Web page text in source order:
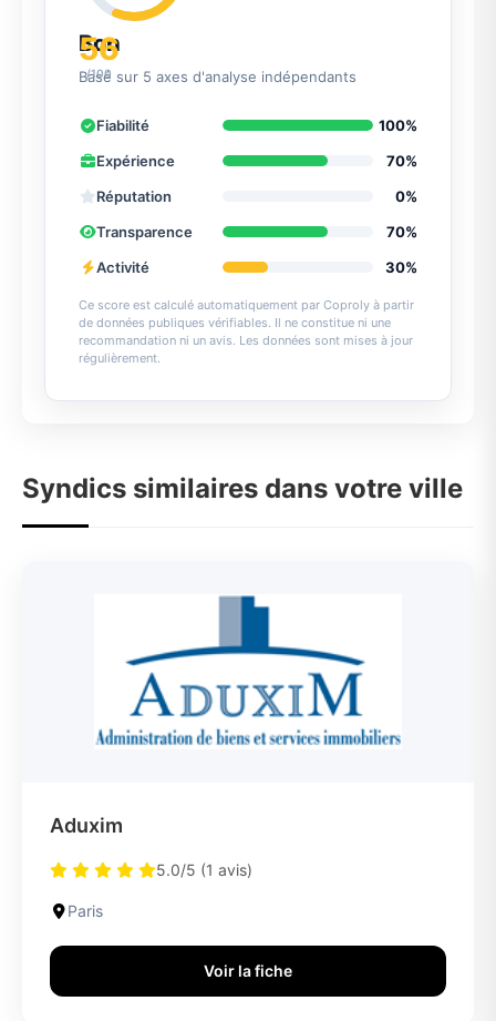
56
/100
Bon
Basé sur 5 axes d'analyse indépendants
Fiabilité
100%
Expérience
70%
Réputation
0%
Transparence
70%
Activité
30%
Ce score est calculé automatiquement par Coproly à partir
de données publiques vérifiables. Il ne constitue ni une
recommandation ni un avis. Les données sont mises à jour
régulièrement.
Syndics similaires dans votre ville
Aduxim
5.0/5 (1 avis)
Paris
Voir la fiche